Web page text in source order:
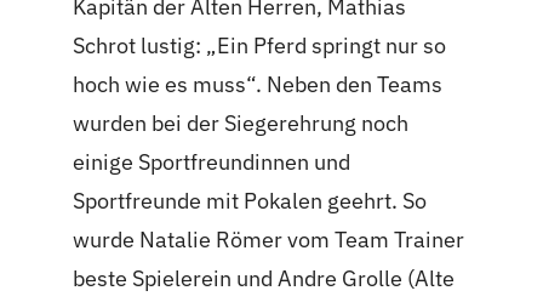
Kapitän der Alten Herren, Mathias
Schrot lustig: „Ein Pferd springt nur so
hoch wie es muss“. Neben den Teams
wurden bei der Siegerehrung noch
einige Sportfreundinnen und
Sportfreunde mit Pokalen geehrt. So
wurde Natalie Römer vom Team Trainer
beste Spielerein und Andre Grolle (Alte